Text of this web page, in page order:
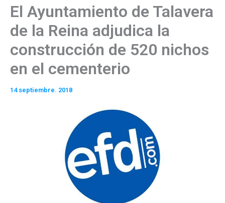
El Ayuntamiento de Talavera
de la Reina adjudica la
construcción de 520 nichos
en el cementerio
14 septiembre. 2018